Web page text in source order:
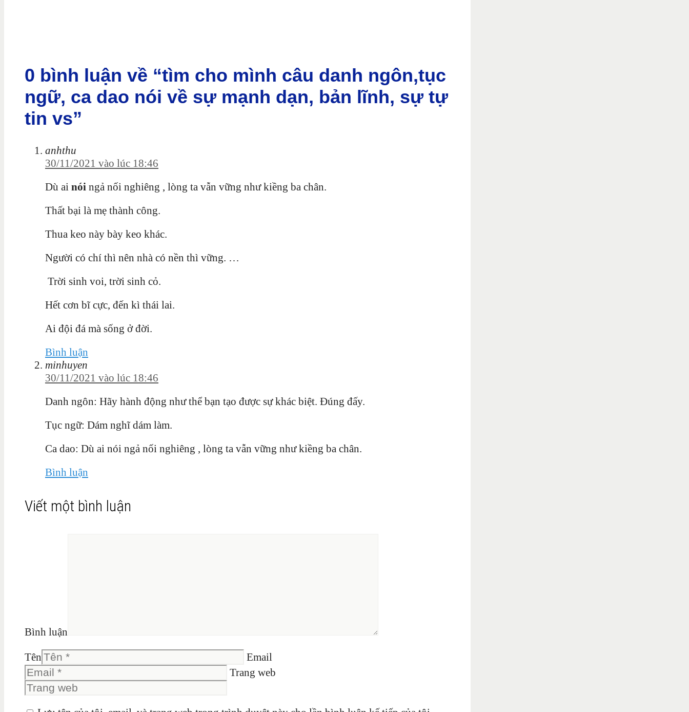
0 bình luận về “tìm cho mình câu danh ngôn,tục
ngữ, ca dao nói về sự mạnh dạn, bản lĩnh, sự tự
tin vs”
anhthu
30/11/2021 vào lúc 18:46
Dù ai nói ngả nối nghiêng , lòng ta vẫn vững như kiềng ba chân.
Thất bại là mẹ thành công.
Thua keo này bày keo khác.
Người có chí thì nên nhà có nền thì vững. …
Trời sinh voi, trời sinh cỏ.
Hết cơn bĩ cực, đến kì thái lai.
Ai đội đá mà sống ở đời.
Bình luận
minhuyen
30/11/2021 vào lúc 18:46
Danh ngôn: Hãy hành động như thể bạn tạo được sự khác biệt. Đúng đấy.
Tục ngữ: Dám nghĩ dám làm.
Ca dao: Dù ai nói ngả nối nghiêng , lòng ta vẫn vững như kiềng ba chân.
Bình luận
Viết một bình luận
Bình luận
Tên
Email
Trang web